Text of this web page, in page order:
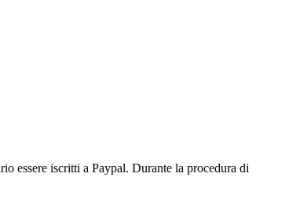
essere iscritti a Paypal. Durante la procedura di